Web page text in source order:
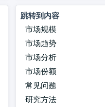
跳转到内容
市场规模
市场趋势
市场分析
市场份额
常见问题
研究方法